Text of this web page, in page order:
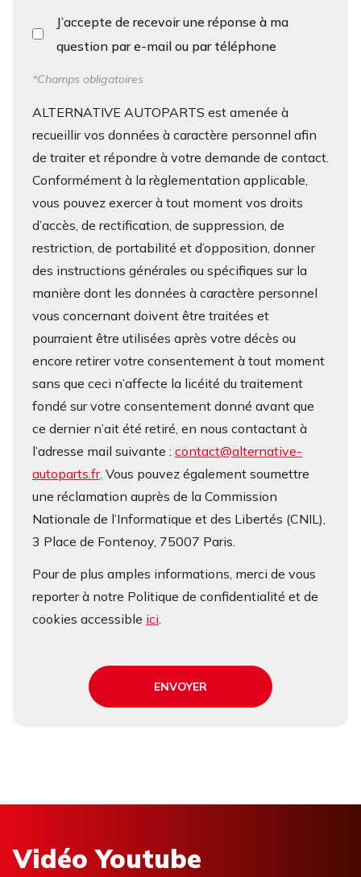
J’accepte de recevoir une réponse à ma
question par e-mail ou par téléphone
*Champs obligatoires
ALTERNATIVE AUTOPARTS est amenée à
recueillir vos données à caractère personnel afin
de traiter et répondre à votre demande de contact.
Conformément à la règlementation applicable,
vous pouvez exercer à tout moment vos droits
d’accès, de rectification, de suppression, de
restriction, de portabilité et d’opposition, donner
des instructions générales ou spécifiques sur la
manière dont les données à caractère personnel
vous concernant doivent être traitées et
pourraient être utilisées après votre décès ou
encore retirer votre consentement à tout moment
sans que ceci n’affecte la licéité du traitement
fondé sur votre consentement donné avant que
ce dernier n’ait été retiré, en nous contactant à
l’adresse mail suivante : contact@alternative-
autoparts.fr. Vous pouvez également soumettre
une réclamation auprès de la Commission
Nationale de l’Informatique et des Libertés (CNIL),
3 Place de Fontenoy, 75007 Paris.
Pour de plus amples informations, merci de vous
reporter à notre Politique de confidentialité et de
cookies accessible ici.
ENVOYER
Vidéo Youtube